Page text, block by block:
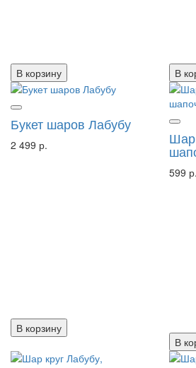
В корзину В
Букет шаров Лабубу
2 499 р.
В корзину
Шар
599 р.
В